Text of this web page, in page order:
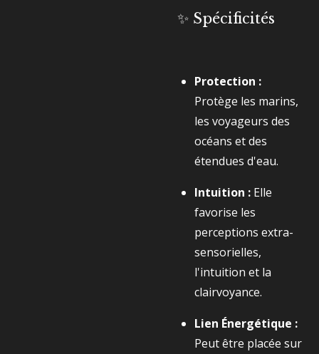
✨ Spécificités
Protection :
Protège les marins,
les voyageurs des
océans et des
étendues d'eau.
Intuition : Elle
favorise les
perceptions extra-
sensorielles,
l'intuition et la
clairvoyance.
Lien Énergétique :
Peut être placée sur